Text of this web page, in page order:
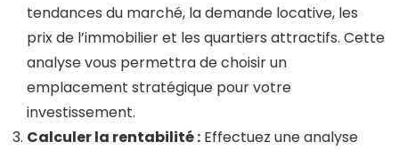
tendances du marché, la demande locative, les
prix de l’immobilier et les quartiers attractifs. Cette
analyse vous permettra de choisir un
emplacement stratégique pour votre
investissement.
Calculer la rentabilité : Effectuez une analyse